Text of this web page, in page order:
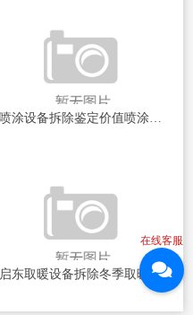
喷涂设备拆除鉴定价值喷涂设备拆除后的隐秘价值揭秘
启东取暖设备拆除冬季取暖设备的隐患与安全拆除探讨
在线客服